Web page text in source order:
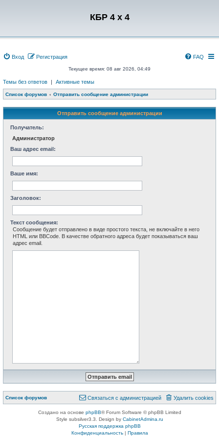
КБР 4 x 4
Вход Регистрация FAQ
Текущее время: 08 авг 2026, 04:49
Темы без ответов | Активные темы
Список форумов Отправить сообщение администрации
Отправить сообщение администрации
Получатель:
Администратор
Ваш адрес email:
Ваше имя:
Заголовок:
Текст сообщения:
Сообщение будет отправлено в виде простого текста, не включайте в него
HTML или BBCode. В качестве обратного адреса будет показываться ваш
адрес email.
Список форумов Удалить cookies
Связаться с
Связаться с администрацией
Создано на основе phpBB® Forum Software © phpBB Limited
Style subsilver3.3. Design by CabinetAdmina.ru
Русская поддержка phpBB
Конфиденциальность| Правила